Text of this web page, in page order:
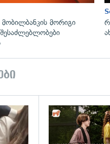
მორიგი
გადახედვა